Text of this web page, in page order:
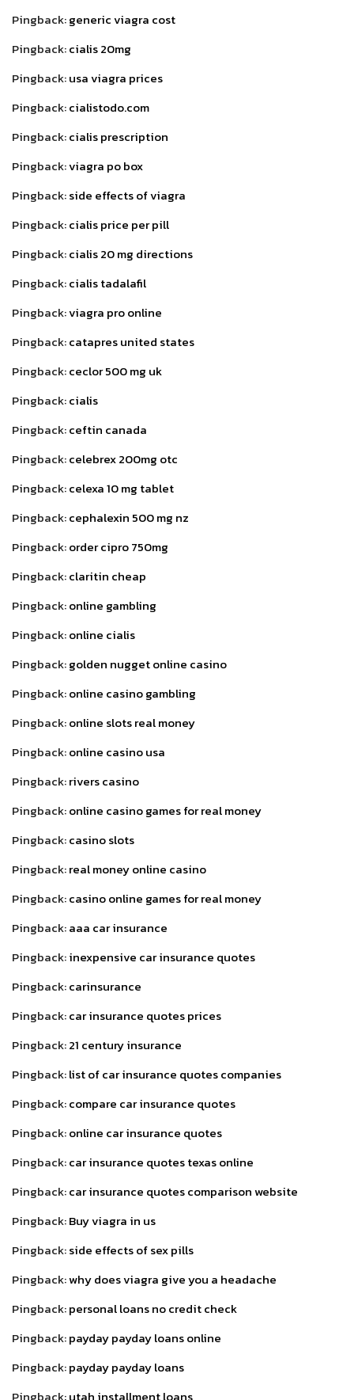
Pingback:generic viagra cost
Pingback:cialis 20mg
Pingback:usa viagra prices
Pingback:cialistodo.com
Pingback:cialis prescription
Pingback:viagra po box
Pingback:side effects of viagra
Pingback:cialis price per pill
Pingback:cialis 20 mg directions
Pingback:cialis tadalafil
Pingback:viagra pro online
Pingback:catapres united states
Pingback:ceclor 500 mg uk
Pingback:cialis
Pingback:ceftin canada
Pingback:celebrex 200mg otc
Pingback:celexa 10 mg tablet
Pingback:cephalexin 500 mg nz
Pingback:order cipro 750mg
Pingback:claritin cheap
Pingback:online gambling
Pingback:online cialis
Pingback:golden nugget online casino
Pingback:online casino gambling
Pingback:online slots real money
Pingback:online casino usa
Pingback:rivers casino
Pingback:online casino games for real money
Pingback:casino slots
Pingback:real money online casino
Pingback:casino online games for real money
Pingback:aaa car insurance
Pingback:inexpensive car insurance quotes
Pingback:carinsurance
Pingback:car insurance quotes prices
Pingback:21 century insurance
Pingback:list of car insurance quotes companies
Pingback:compare car insurance quotes
Pingback:online car insurance quotes
Pingback:car insurance quotes texas online
Pingback:car insurance quotes comparison website
Pingback:Buy viagra in us
Pingback:side effects of sex pills
Pingback:why does viagra give you a headache
Pingback:personal loans no credit check
Pingback:payday payday loans online
Pingback:payday payday loans
Pingback:utah installment loans